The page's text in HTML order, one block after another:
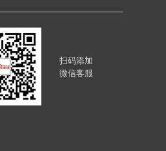
扫码添加
微信客服